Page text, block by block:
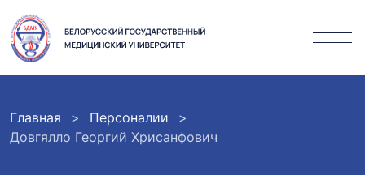
Главная
Персоналии
Довгялло Георгий Хрисанфович